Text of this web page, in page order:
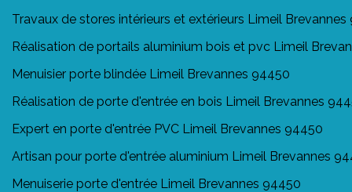
Travaux de stores intérieurs et extérieurs Limeil Brevannes
Réalisation de portails aluminium bois et pvc Limeil
Menuisier porte blindée Limeil Brevannes 94450
Réalisation de porte d'entrée en bois Limeil Brevannes
Expert en porte d'entrée PVC Limeil Brevannes 94450
Artisan pour porte d'entrée aluminium Limeil Brevannes
Menuiserie porte d'entrée Limeil Brevannes 94450